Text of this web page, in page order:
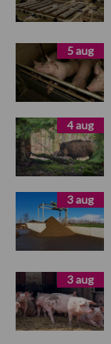
5 aug
4 aug
3 aug
3 aug